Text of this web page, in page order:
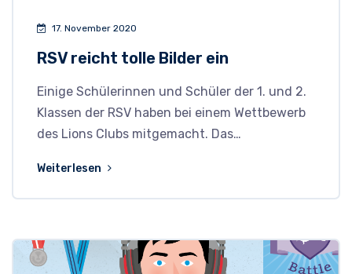
17. November 2020
RSV reicht tolle Bilder ein
Einige Schülerinnen und Schüler der 1. und 2.
Klassen der RSV haben bei einem Wettbewerb
des Lions Clubs mitgemacht. Das…
Weiterlesen